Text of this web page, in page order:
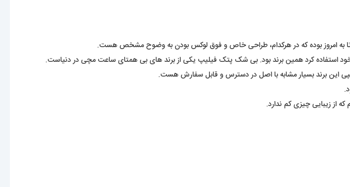
استفاده کرد همین برند بود. بی شک پتک فیلیپ یکی از برند های بی همتای ساعت مچی در دنیاست.
این برند بسیار مشابه با اصل در دسترس و قابل سفارش هست.
از زیبایی چیزی کم ندارد.